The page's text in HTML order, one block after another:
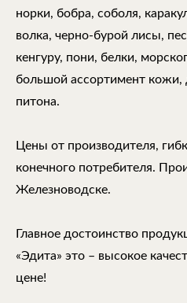
норки, бобра, соболя,
волка, черно-бурой лисы,
кенгуру, пони, белки,
большой ассортимент
питона.
Цены от производителя,
конечного потребителя.
Железноводске.
Главное достоинство
«Эдита» это – высокое
цене!